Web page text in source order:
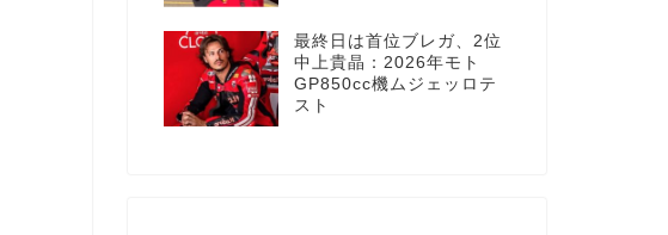
最終日は首位ブレガ、2位
中上貴晶：2026年モト
GP850cc機ムジェッロテ
スト